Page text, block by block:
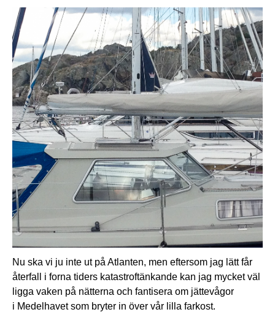
Nu ska vi ju inte ut på Atlanten, men eftersom jag lätt får
återfall i forna tiders katastroftänkande kan jag mycket väl
ligga vaken på nätterna och fantisera om jättevågor
i Medelhavet som bryter in över vår lilla farkost.